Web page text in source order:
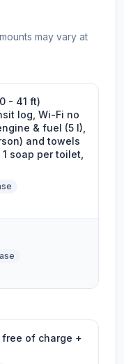
may vary at
- 41 ft)
log, Wi-Fi no
& fuel (5 l),
and towels
soap per toilet,
of charge +